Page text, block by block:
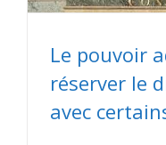
Le pouvoir
réserver le
avec